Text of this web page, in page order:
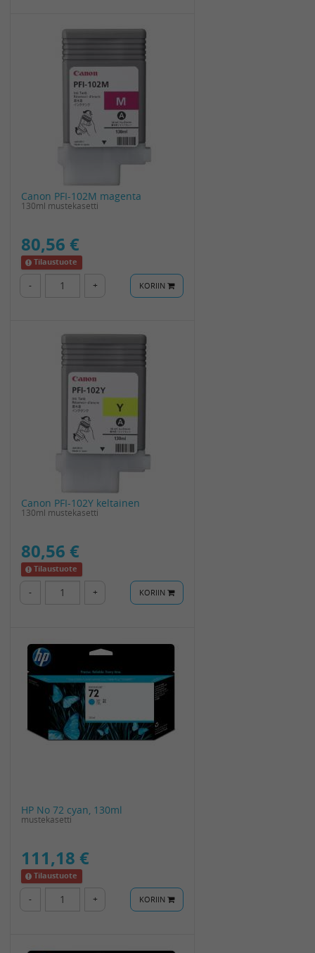
Canon PFI-102M magenta
130ml mustekasetti
80,56 €
Tilaustuote
- + KORIIN
Canon PFI-102Y keltainen
130ml mustekasetti
80,56 €
Tilaustuote
- + KORIIN
HP No 72 cyan, 130ml
mustekasetti
111,18 €
Tilaustuote
- + KORIIN